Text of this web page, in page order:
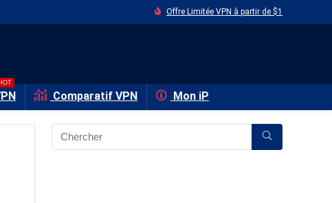
Offre Limitée VPN à partir de $1
Comparatif VPN Mon iP